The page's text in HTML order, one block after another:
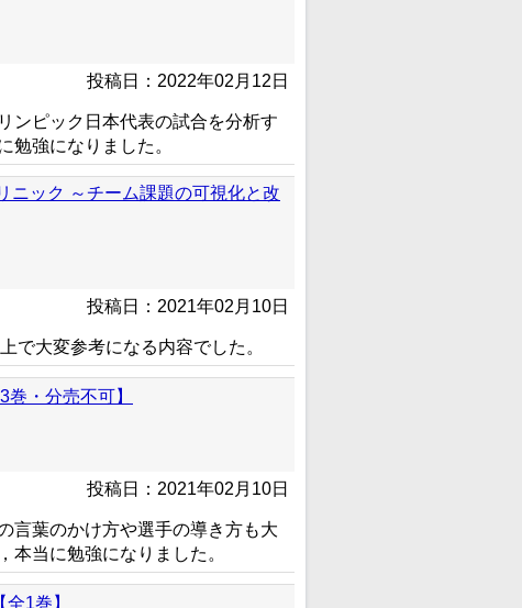
投稿日：2022年02月12日
ンピック日本代表の試合を分析す
勉強になりました。
ニック ～チーム課題の可視化と改
投稿日：2021年02月10日
で大変参考になる内容でした。
・分売不可】
投稿日：2021年02月10日
言葉のかけ方や選手の導き方も大
本当に勉強になりました。
1巻】